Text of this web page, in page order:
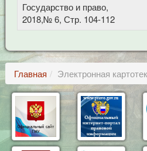
Государство и право,
2018,№ 6, Стр. 104-112
Главная Электронная